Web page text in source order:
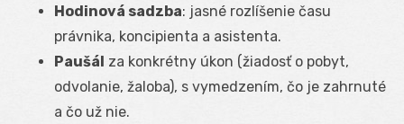
Hodinová sadzba: jasné rozlíšenie času
právnika, koncipienta a asistenta.
Paušál za konkrétny úkon (žiadosť o pobyt,
odvolanie, žaloba), s vymedzením, čo je zahrnuté
a čo už nie.